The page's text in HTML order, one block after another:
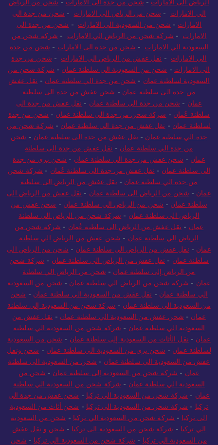
الرياض الى الامارات - شحن من جدة الى الامارات - شحن من الرياض
الي الامارات - شحن من الرياض الى الامارات - شحن من جدة الى
الامارات - شحن من السعودية الى الامارات - شحن من جدة الى
الامارات - شركة شحن من الرياض الي الامارات - شركة شحن من
السعودية الي الامارات - شحن من جدة الى الامارات - شحن من جدة
الى الامارات - نقل عفش من الرياض الى الامارات - شحن من جدة
الى الامارات - شحن من السعودية الى سلطنة عمان - شركة شحن من
السعودية لسلطنة عمان - شحن من جدة الي سلطنة عمان - نقل عفش
من جدة الى سلطنة عمان - شحن عفش من جدة الى سلطنة
عمان - شحن من جدة الى سلطنة عمان - نقل عفش من جدة الى
سلطنة عُمان - شركة شحن من جدة الى سلطنة عمان - شحن من جدة
لسلطنة عمان - نقل عفش من جدة الي سلطنة عمان - شركة شحن من
جدة الي سلطنة عمان - نقل عفش من جدة الى سلطنة عمان - شحن
من جدة الي سلطنة عمان - نقل عفش من جدة الى سلطنة
عمان - شحن عفش من جدة الي سلطنة عمان - شحن بري من جدة
الى سلطنة عمان - نقل عفش من جدة الى سلطنة عُمان - شركة شحن
من جدة الي سلطنة عمان - نقل عفش من الرياض الى سلطنة
عمان - شحن من الرياض الى سلطنة عمان - نقل عفش من الرياض الى
سلطنة عمان - شحن من الرياض الي سلطنة عمان - شحن عفش من
الرياض الى سلطنة عمان - شركة شحن من الرياض الي سلطنة
عمان - نقل عفش من الرياض الى سلطنة عُمان - شركة شحن من
الرياض الي سلطنة عمان - شحن عفش من الرياض الي سلطنة
عمان - نقل عفش من الرياض الى سلطنة عمان - شحن من الرياض الى
سلطنة عمان - نقل عفش من الرياض الى سلطنة عمان - شركة شحن
من الرياض إلى سلطنة عمان - شحن من الرياض الي سلطنة
عمان - شركة شحن من الرياض الي سلطنة عمان - شحن من السعودية
الي سلطنة عمان - نقل عفش من السعودية الي سلطنة عمان - شحن
من السعودية الي سلطنة عمان - شركة شحن من السعودية إلى سلطنة
عمان - شحن عفش من السعودية الي سلطنة عمان - نقل عفش من
السعودية الي سلطنة عمان - شركة شحن من السعودية الي سلطنة
عمان - نقل الأثاث من السعودية إلى سلطنة عمان - شحن من السعودية
لسلطنة عمان - شحن بري من السعودية الي سلطنة عمان - شحن ونقل
عفش من السعودية الي سلطنة عمان - شحن من السعودية الى سلطنة
عمان - شركة شحن من السعودية إلى سلطنة عمان - شحن من
السعودية الي سلطنة عمان - شركة شحن من السعودية الي سلطنة
عمان - شركة شحن من السعودية الي تركيا - شحن عفش من جدة الى
تركيا - شركة شحن من السعودية الي تركيا - شحن أثاث من السعودية
الى تركيا - شركة شحن من السعودية الي تركيا - شحن من السعودية
الي تركيا - شركة شحن من السعودية الى تركيا - شحن و نقل عفش
من السعودية الي تركيا - شركة شحن من السعودية الي تركيا - شحن